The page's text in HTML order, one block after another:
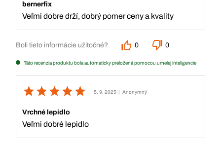
bernerfix
Veľmi dobre drží, dobrý pomer ceny a kvality
Boli tieto informácie užitočné? 0 0
Táto recenzia produktu bola automaticky preložená pomocou umelej inteligencie
5. 9. 2025 | Anonymný
Vrchné lepidlo
Veľmi dobré lepidlo